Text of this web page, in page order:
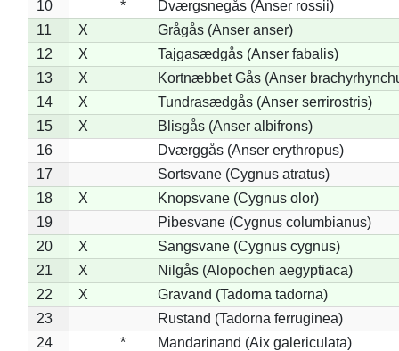
10
*
Dværgsnegås (Anser rossii)
11
X
Grågås (Anser anser)
12
X
Tajgasædgås (Anser fabalis)
13
X
Kortnæbbet Gås (Anser
14
X
Tundrasædgås (Anser serrirostris)
15
X
Blisgås (Anser albifrons)
16
Dværggås (Anser erythropus)
17
Sortsvane (Cygnus atratus)
18
X
Knopsvane (Cygnus olor)
19
Pibesvane (Cygnus columbianus)
20
X
Sangsvane (Cygnus cygnus)
21
X
Nilgås (Alopochen aegyptiaca)
22
X
Gravand (Tadorna tadorna)
23
Rustand (Tadorna ferruginea)
24
*
Mandarinand (Aix galericulata)